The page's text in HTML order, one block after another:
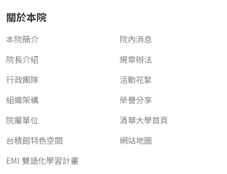
關於本院
本院簡介
院長介紹
行政團隊
組織架構
院屬單位
台積館特色空間
EMI 雙語化學習計畫
院內消息
規章辦法
活動花絮
榮譽分享
清華大學首頁
網站地圖